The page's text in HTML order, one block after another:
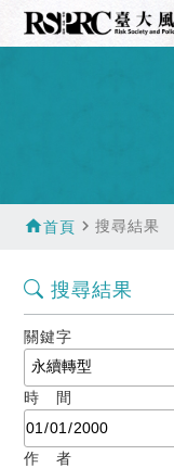
home首頁 navigate_next搜尋結果
搜尋結果
關鍵字
時 間
作 者